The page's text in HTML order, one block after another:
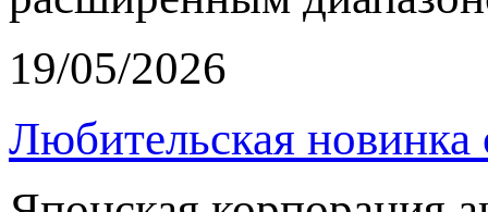
19/05/2026
Любительская новинка